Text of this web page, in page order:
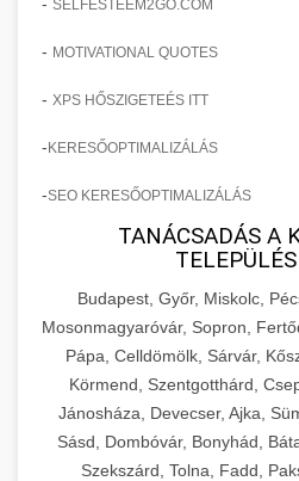
SELFESTEEM2GO.COM
- MOTIVATIONAL QUOTES
- XPS HŐSZIGETEÉS ITT
- KERESŐOPTIMALIZÁLÁS
-SEO KERESŐOPTIMALIZÁLÁS
TANÁCSADÁS A
Budapest, Győr, Miskolc,
Mosonmagyaróvár, Sopron,
Pápa, Celldömölk, Sárvár,
Körmend, Szentgotthárd,
Jánosháza, Devecser, Ajka,
Sásd, Dombóvár, Bonyhád,
Szekszárd, Tolna, Fadd,